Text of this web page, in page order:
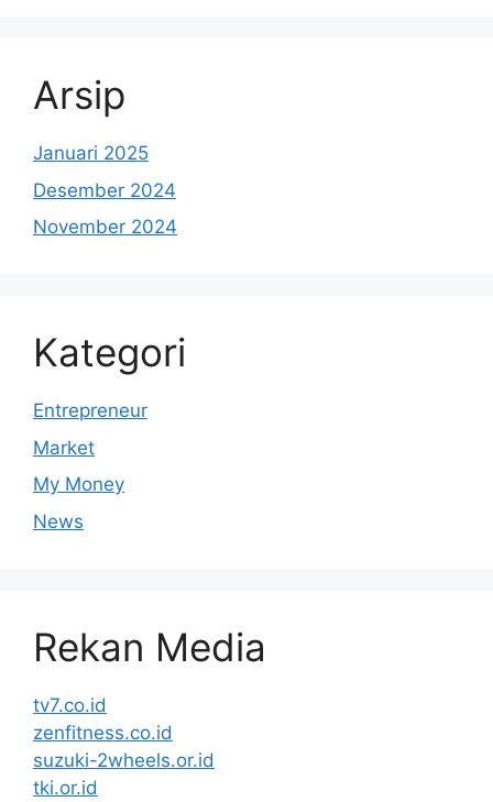
Arsip
Januari 2025
Desember 2024
November 2024
Kategori
Entrepreneur
Market
My Money
News
Rekan Media
tv7.co.id
zenfitness.co.id
suzuki-2wheels.or.id
tki.or.id